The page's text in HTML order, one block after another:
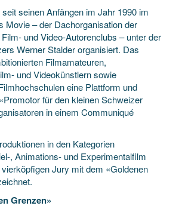
seinen Anfängen im Jahr 1990 im
Movie – der Dachorganisation der
und Video-Autorenclubs – unter der
Werner Stalder organisiert. Das
Filmamateuren,
und Videokünstlern sowie
eine Plattform und
für den kleinen Schweizer
in einem Communiqué
in den Kategorien
, Animations- und Experimentalfilm
Jury mit dem «Goldenen
Grenzen»